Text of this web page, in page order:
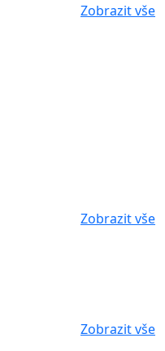
Zobrazit vše
Zobrazit vše
Zobrazit vše